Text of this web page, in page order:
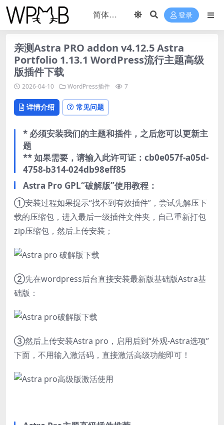
登录
亲测Astra PRO addon v4.12.5 Astra
Portfolio 1.13.1 WordPress流行主题高级
版插件下载
2026-04-10 WordPress插件 7
详情介绍 常见问题
* 必须安装我们的主题和插件，之后您可以更新主
题
** 如果需要，请输入此许可证：cb0e057f-a05d-
4758-b314-024db98eff85
Astra Pro GPL“破解版”使用教程：
①安装过程如果提示“找不到有效插件”，尝试先解压下
载的压缩包，进入最后一级插件文件夹，自己重新打包
zip压缩包，然后上传安装；
②先在wordpress后台直接安装最新版基础版Astra基
础版：
③然后上传安装Astra pro，启用后到“外观-Astra选项”
下面，不用输入激活码，直接激活高级功能即可！